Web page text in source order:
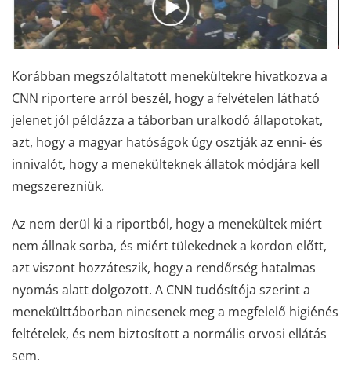
Korábban megszólaltatott menekültekre hivatkozva a
CNN riportere arról beszél, hogy a felvételen látható
jelenet jól példázza a táborban uralkodó állapotokat,
azt, hogy a magyar hatóságok úgy osztják az enni- és
innivalót, hogy a menekülteknek állatok módjára kell
megszerezniük.
Az nem derül ki a riportból, hogy a menekültek miért
nem állnak sorba, és miért tülekednek a kordon előtt,
azt viszont hozzáteszik, hogy a rendőrség hatalmas
nyomás alatt dolgozott. A CNN tudósítója szerint a
menekülttáborban nincsenek meg a megfelelő higiénés
feltételek, és nem biztosított a normális orvosi ellátás
sem.